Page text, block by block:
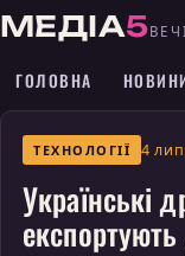
МЕДІА5
ГОЛОВНА
ТЕХНОЛОГІЇ 4
Українські